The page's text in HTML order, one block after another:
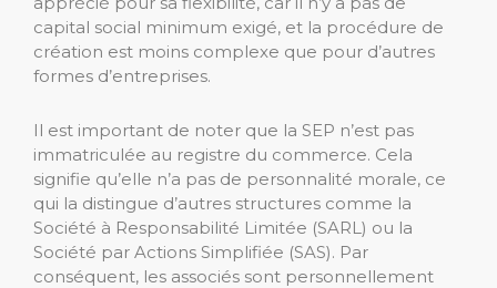
capital social minimum exigé, et la procédure de
création est moins complexe que pour d’autres
formes d’entreprises.
Il est important de noter que la SEP n’est pas
immatriculée au registre du commerce. Cela
signifie qu’elle n’a pas de personnalité morale, ce
qui la distingue d’autres structures comme la
Société à Responsabilité Limitée (SARL) ou la
Société par Actions Simplifiée (SAS). Par
conséquent, les associés sont personnellement